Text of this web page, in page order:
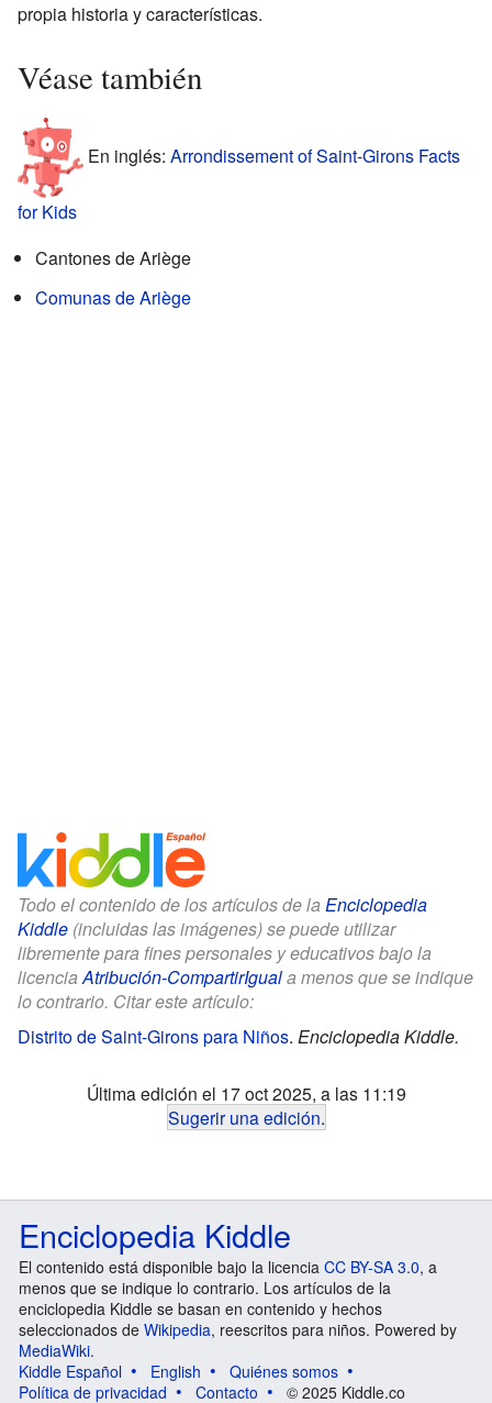
propia historia y características.
Véase también
En inglés: Arrondissement of Saint-Girons Facts
for Kids
Cantones de Ariège
Comunas de Ariège
Todo el contenido de los artículos de la Enciclopedia
Kiddle (incluidas las imágenes) se puede utilizar
libremente para fines personales y educativos bajo la
licenciaAtribución-CompartirIguala menos que se indique
lo contrario. Citar este artículo:
Distrito de Saint-Girons para Niños. Enciclopedia Kiddle.
Última edición el 17 oct 2025, a las 11:19
Sugerir una edición.
Enciclopedia Kiddle
El contenido está disponible bajo la licencia CC BY-SA 3.0, a
menos que se indique lo contrario. Los artículos de la
enciclopedia Kiddle se basan en contenido y hechos
seleccionados de Wikipedia, reescritos para niños. Powered by
MediaWiki.
Kiddle Español
English
Quiénes somos
Política de privacidad
Contacto © 2025 Kiddle.co